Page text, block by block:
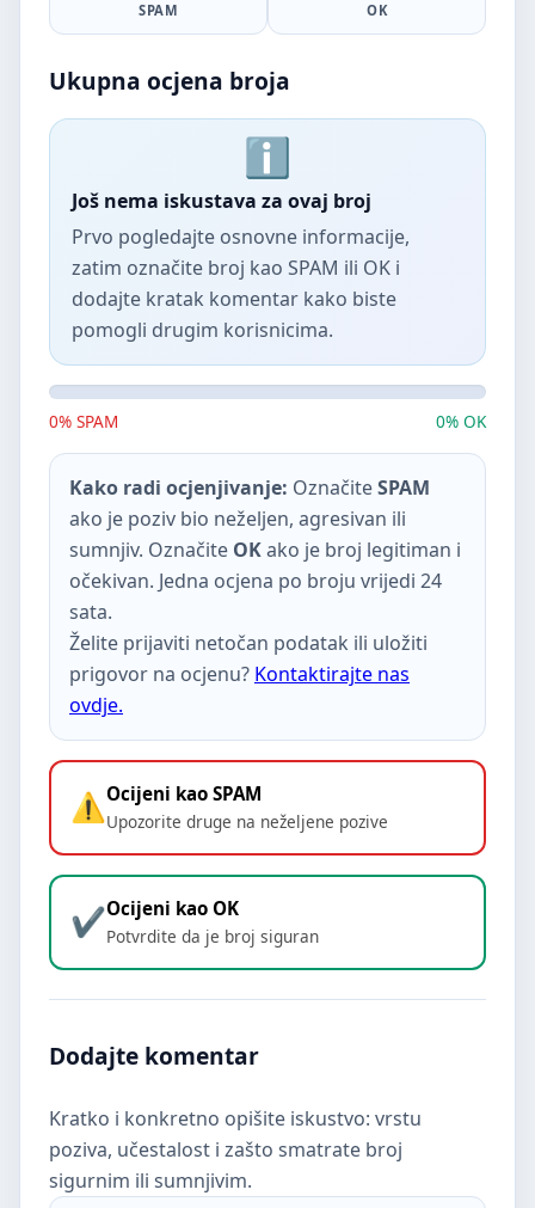
SPAM OK
Ukupna ocjena broja
Još nema iskustava za ovaj broj
Prvo pogledajte osnovne informacije,
zatim označite broj kao SPAM ili OK i
dodajte kratak komentar kako biste
pomogli drugim korisnicima.
0% SPAM 0% OK
Kako radi ocjenjivanje: OznačiteSPAM
ako je poziv bio neželjen, agresivan ili
sumnjiv. Označite OKako je broj legitiman i
očekivan. Jedna ocjena po broju vrijedi 24
sata.
Želite prijaviti netočan podatak ili uložiti
prigovor na ocjenu? Kontaktirajte nas
ovdje.
Ocijeni kao SPAM
Upozorite druge na neželjene pozive
Ocijeni kao OK
Potvrdite da je broj siguran
Dodajte komentar
Kratko i konkretno opišite iskustvo: vrstu
poziva, učestalost i zašto smatrate broj
sigurnim ili sumnjivim.